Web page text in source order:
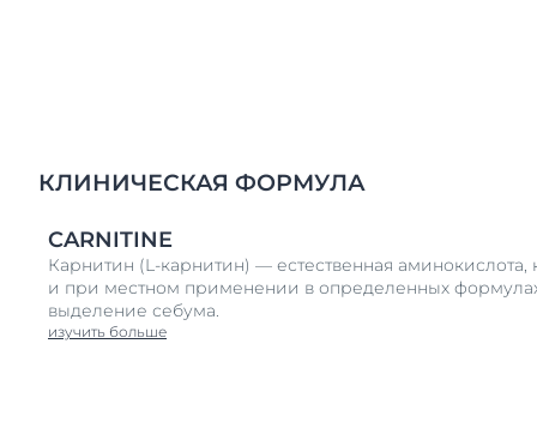
КЛИНИЧЕСКАЯ ФОРМУЛА
CARNITINE
Карнитин (L-карнитин) — естественная аминокислота,
и при местном применении в определенных
выделение себума.
изучить больше